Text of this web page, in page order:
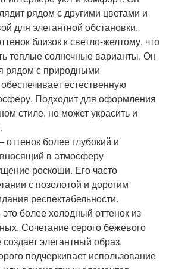
рядом с другими цветами и
для элегантной обстановки.
близок к светло-желтому, что
теплые солнечные варианты. Он
рядом с природными
естественную
Подходит для оформления
стиле, но может украсить и
более глубокий и
в атмосферу
роскоши. Его часто
с позолотой и дорогим
респектабельности.
более холодный оттенок из
Сочетание серого бежевого
элегантный образ,
подчеркивает использование